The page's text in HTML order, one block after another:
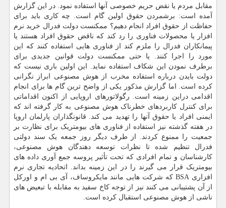
مقابل مردم یا نقض حریم خصوصی آنها استفاده نمود. در این گزارش
آمده است: برشمردن حقوق اولین گام است. چه کاری باید برای
حفاظت از حقوق افراد انجام دهیم؟ ممکنست دولت فدرال خرید نرم
افزار یا محصولات فناوری را رد کند که ناقض حقوق افراد هستند یا
پیمانکاران فدرال را ملزم کند از فناوری هایی استفاده کنند که این
مورد را اجرا کنند. یا حتی ممکنست دولت قوانین جدیدی برای
برطرف نمودن این شکاف استفاده نماید. این اولین باری نیست که
دولت بایدن درباره استفاده مخرب از هوش مصنوعی ابراز نگرانی
کرده است. اما گزارش مذکور یکی از واضح ترین گام ها برای انجام
اقدامی دراین زمینه است. رگولاتورهای اروپایی از اکنون اقداماتی
برای کنترل کاربردهای خطرناک هوش مصنوعی به کار گرفته اند که
ایمنی افراد یا حقوق آنها را تهدید می کند. قانونگذاران پارلمان اروپا
در هفته گذشته نیز استفاده از فناوری های بیومتریک برای نظارت بر
جمعیت را ممنوع کردند. از طرف دیگر روز جمعه یک سند دولتی
فدرال تنظیم شده تا نظرات توسعه دهندگان هوش مصنوعی،
کارشناسان و تمام افرادی که تحت تأثیر پروسه جمع آوری داده های
بیومتریک قرار می گیرند را در این زمینه بداند. اتحادیه تجاری نرم
افزاری BSA که شرکت هایی مانند مایکروساف، آی بی ام و اورکل
از آن پشتیبانی می کنند نیز از توجه کاخ سفید به مقابله با تبعیض های
ناشی از هوش مصنوعی استقبال کرده است.